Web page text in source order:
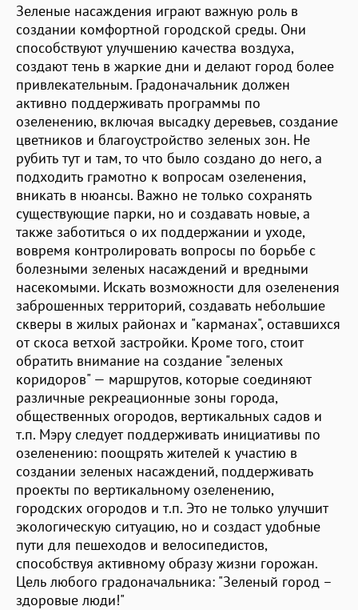
Зеленые насаждения играют важную роль в
создании комфортной городской среды. Они
способствуют улучшению качества воздуха,
создают тень в жаркие дни и делают город более
привлекательным. Градоначальник должен
активно поддерживать программы по
озеленению, включая высадку деревьев, создание
цветников и благоустройство зеленых зон. Не
рубить тут и там, то что было создано до него, а
подходить грамотно к вопросам озеленения,
вникать в нюансы. Важно не только сохранять
существующие парки, но и создавать новые, а
также заботиться о их поддержании и уходе,
вовремя контролировать вопросы по борьбе с
болезными зеленых насаждений и вредными
насекомыми. Искать возможности для озеленения
заброшенных территорий, создавать небольшие
скверы в жилых районах и "карманах", оставшихся
от скоса ветхой застройки. Кроме того, стоит
обратить внимание на создание "зеленых
коридоров" — маршрутов, которые соединяют
различные рекреационные зоны города,
общественных огородов, вертикальных садов и
т.п. Мэру следует поддерживать инициативы по
озеленению: поощрять жителей к участию в
создании зеленых насаждений, поддерживать
проекты по вертикальному озеленению,
городских огородов и т.п. Это не только улучшит
экологическую ситуацию, но и создаст удобные
пути для пешеходов и велосипедистов,
способствуя активному образу жизни горожан.
Цель любого градоначальника: "Зеленый город –
здоровые люди!"